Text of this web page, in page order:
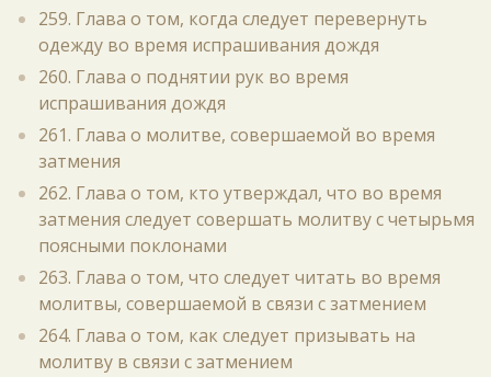
259. Глава о том, когда следует перевернуть
одежду во время испрашивания дождя
260. Глава о поднятии рук во время
испрашивания дождя
261. Глава о молитве, совершаемой во время
затмения
262. Глава о том, кто утверждал, что во время
затмения следует совершать молитву с четырьмя
поясными поклонами
263. Глава о том, что следует читать во время
молитвы, совершаемой в связи с затмением
264. Глава о том, как следует призывать на
молитву в связи с затмением